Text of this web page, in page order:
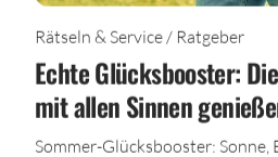
Rätseln & Service / Ratgeber
Echte Glücksbooster:
mit allen Sinnen
Sommer-Glücksbooster: Sonne,